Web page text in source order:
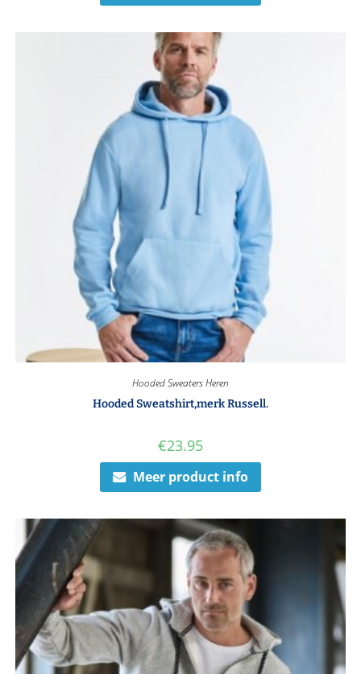
Hooded Sweaters Heren
Hooded Sweatshirt,merk Russell.
€23.95
Meer product info